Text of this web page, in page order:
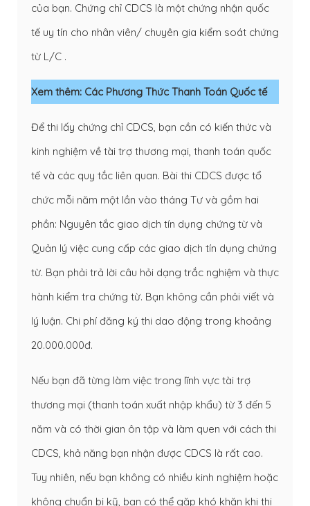
của bạn. Chứng chỉ CDCS là một chứng nhận quốc
tế uy tín cho nhân viên/ chuyên gia kiểm soát chứng
từ L/C .
Xem thêm: Các Phương Thức Thanh Toán Quốc tế
Để thi lấy chứng chỉ CDCS, bạn cần có kiến thức và
kinh nghiệm về tài trợ thương mại, thanh toán quốc
tế và các quy tắc liên quan. Bài thi CDCS được tổ
chức mỗi năm một lần vào tháng Tư và gồm hai
phần: Nguyên tắc giao dịch tín dụng chứng từ và
Quản lý việc cung cấp các giao dịch tín dụng chứng
từ. Bạn phải trả lời câu hỏi dạng trắc nghiệm và thực
hành kiểm tra chứng từ. Bạn không cần phải viết và
lý luận. Chi phí đăng ký thi dao động trong khoảng
20.000.000đ.
Nếu bạn đã từng làm việc trong lĩnh vực tài trợ
thương mại (thanh toán xuất nhập khẩu) từ 3 đến 5
năm và có thời gian ôn tập và làm quen với cách thi
CDCS, khả năng bạn nhận được CDCS là rất cao.
Tuy nhiên, nếu bạn không có nhiều kinh nghiệm hoặc
không chuẩn bị kỹ, bạn có thể gặp khó khăn khi thi